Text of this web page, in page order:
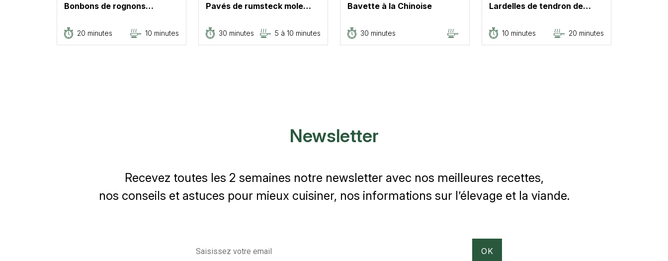
Bonbons de rognons…
20 minutes 10 minutes
Pavés de rumsteck mole…
30 minutes 5 à 10 minutes
Bavette à la Chinoise
30 minutes
Lardelles de tendron de…
10 minutes 20 minutes
Newsletter
Recevez toutes les 2 semaines notre newsletter avec nos meilleures recettes,
nos conseils et astuces pour mieux cuisiner, nos informations sur l’élevage et la viande.